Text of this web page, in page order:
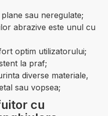
sau neregulate;
abrazive este unul cu
optim utilizatorului;
la praf;
diverse materiale,
sau vopsea;
cu